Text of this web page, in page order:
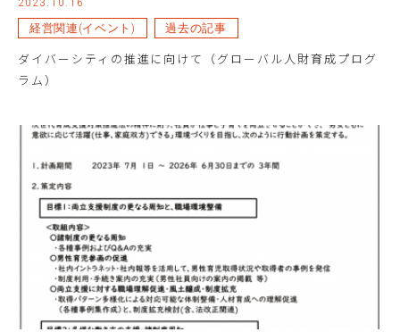
経営関連(イベント)
過去の記事
ダイバーシティの推進に向けて（グローバル人財育成プログ
ラム）